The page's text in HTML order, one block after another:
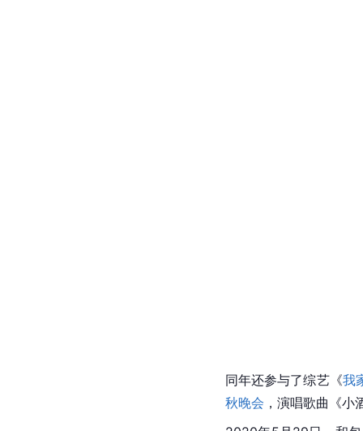
同年还参与了综艺《我
秋晚会 ，演唱歌曲《小